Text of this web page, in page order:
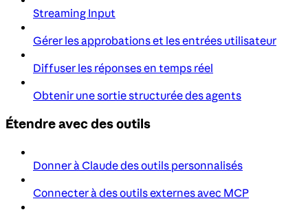
Streaming Input
Gérer les approbations et les entrées utilisateur
Diffuser les réponses en temps réel
Obtenir une sortie structurée des agents
Étendre avec des outils
Donner à Claude des outils personnalisés
Connecter à des outils externes avec MCP